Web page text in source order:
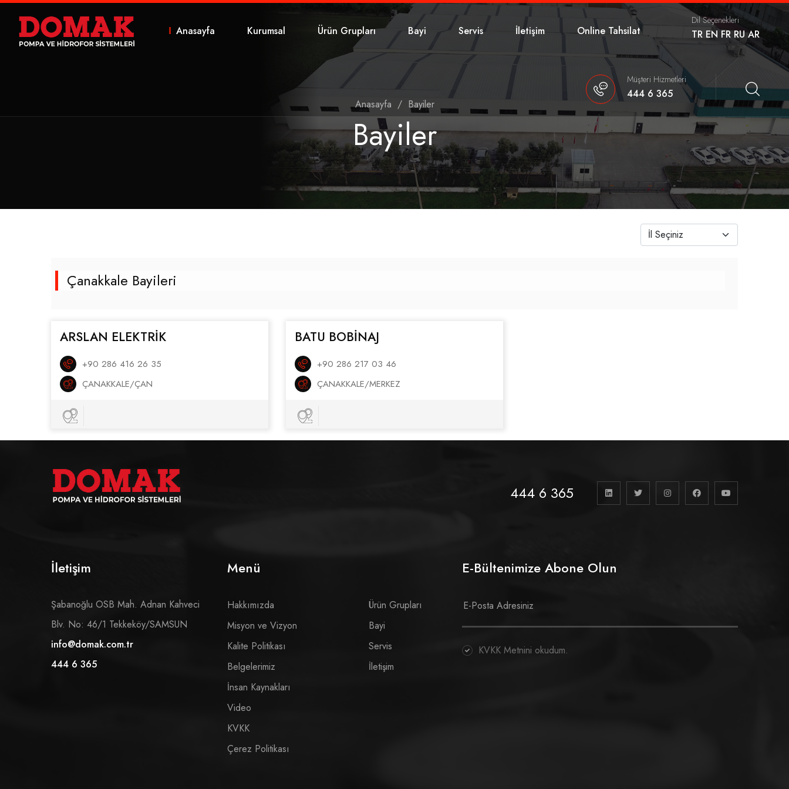
Anasayfa Kurumsal Ürün Grupları Bayi Servis İletişim Online Tahsilat
Dil Seçenekleri
TR EN FR RU AR
Müşteri Hizmetleri
444 6 365
Anasayfa / Bayiler
Bayiler
Çanakkale Bayileri
ARSLAN ELEKTRİK
+90 286 416 26 35
ÇANAKKALE/ÇAN
BATU BOBİNAJ
+90 286 217 03 46
ÇANAKKALE/MERKEZ
444 6 365
İletişim
Şabanoğlu OSB Mah. Adnan Kahveci
Blv. No: 46/1 Tekkeköy/SAMSUN
info@domak.com.tr
444 6 365
Menü
Hakkımızda
Misyon ve Vizyon
Kalite Politikası
Belgelerimiz
İnsan Kaynakları
Video
KVKK
Çerez Politikası
Ürün Grupları
Bayi
Servis
İletişim
E-Bültenimize Abone Olun
KVKK Metnini okudum.